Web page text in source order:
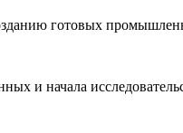
готовых
и начала